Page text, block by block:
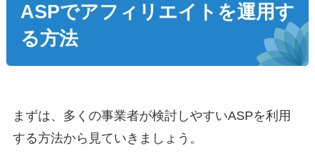
ASPでアフィリエイトを運用す
る方法
まずは、多くの事業者が検討しやすいASPを利用
する方法から見ていきましょう。